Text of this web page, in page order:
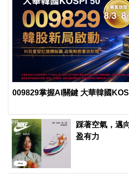
009829掌握AI關鍵 大華韓國
踩著空氣，邁
盈有力
PR